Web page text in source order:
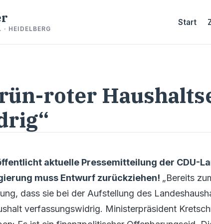
HEIDELBERG
Start
roter
aktuelle Pressemitteilung der CDU-
muss Entwurf zurückziehen! „Bereits
dass sie bei der Aufstellung des
verfassungswidrig. Ministerpräsident